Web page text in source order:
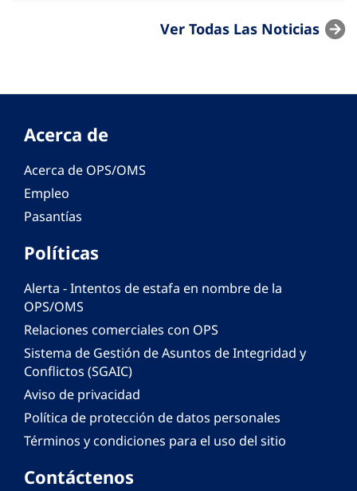
Ver Todas Las Noticias
Acerca de
Acerca de OPS/OMS
Empleo
Pasantías
Políticas
Alerta - Intentos de estafa en nombre de la
OPS/OMS
Relaciones comerciales con OPS
Sistema de Gestión de Asuntos de Integridad y
Conflictos (SGAIC)
Aviso de privacidad
Política de protección de datos personales
Términos y condiciones para el uso del sitio
Contáctenos